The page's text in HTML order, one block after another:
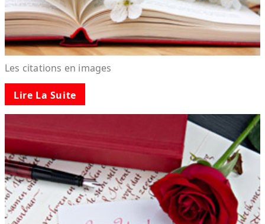
Les citations en images
Lire La Suite